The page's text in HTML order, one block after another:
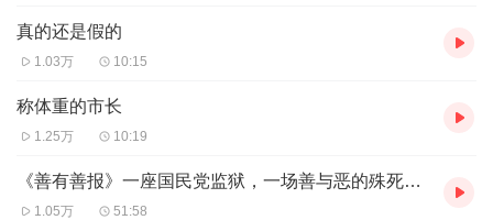
真的还是假的
1.03万 10:15
称体重的市长
1.25万 10:19
《善有善报》一座国民党监狱，一场善与恶的殊死较量（XIMI粉丝团畅听）
1.05万 51:58